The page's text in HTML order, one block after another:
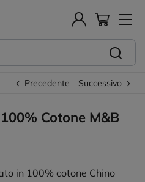
Precedente Successivo
Cotone M&B
in 100% cotone Chino